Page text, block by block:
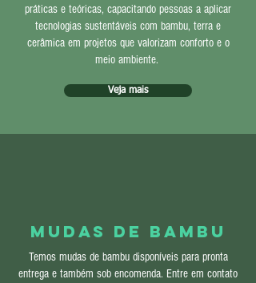
práticas e teóricas, capacitando pessoas a aplicar
tecnologias sustentáveis com bambu, terra e
cerâmica em projetos que valorizam conforto e o
meio ambiente.
Veja mais
Mudas de bambu
Temos mudas de bambu disponíveis para pronta
entrega e também sob encomenda. Entre em contato